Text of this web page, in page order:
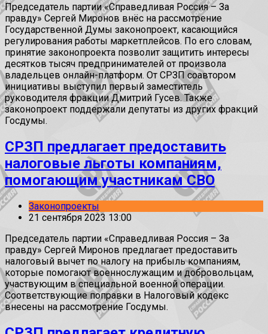
Председатель партии «Справедливая Россия – За
правду» Сергей Миронов внёс на рассмотрение
Государственной Думы законопроект, касающийся
регулирования работы маркетплейсов. По его словам,
принятие законопроекта позволит защитить интересы
десятков тысяч предпринимателей от произвола
владельцев онлайн-платформ. От СРЗП соавтором
инициативы выступил первый заместитель
руководителя фракции Дмитрий Гусев. Также
законопроект поддержали депутаты из других фракций
Госдумы.
СРЗП предлагает предоставить
налоговые льготы компаниям,
помогающим участникам СВО
Законопроекты
21 сентября 2023 13:00
Председатель партии «Справедливая Россия – За
правду» Сергей Миронов предлагает предоставить
налоговый вычет по налогу на прибыль компаниям,
которые помогают военнослужащим и добровольцам,
участвующим в специальной военной операции.
Соответствующие поправки в Налоговый кодекс
внесены на рассмотрение Госдумы.